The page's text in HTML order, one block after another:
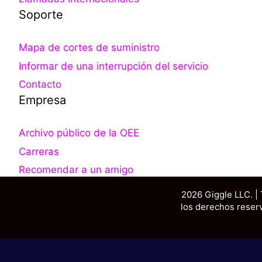
Soporte
Mapa de cortes de suministro
Informar de una interrupción del servicio
Contacto
Empresa
Archivo público de la OEE
Carreras
Recomendar a un amigo
2026 Giggle LLC. |
los derechos